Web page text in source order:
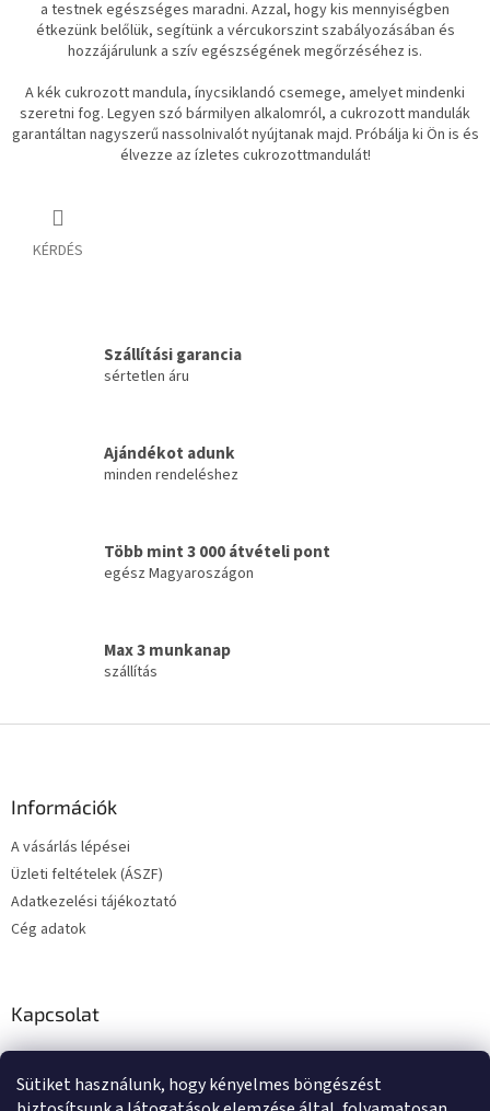
Sütiket használunk, hogy kényelmes böngészést
a testnek egészséges maradni. Azzal, hogy kis mennyiségben
étkezünk belőlük, segítünk a vércukorszint szabályozásában és
hozzájárulunk a szív egészségének megőrzéséhez is.
A kék cukrozott mandula, ínycsiklandó csemege, amelyet mindenki
szeretni fog. Legyen szó bármilyen alkalomról, a cukrozott mandulák
garantáltan nagyszerű nassolnivalót nyújtanak majd. Próbálja ki Ön is és
élvezze az ízletes cukrozottmandulát!
KÉRDÉS
Szállítási garancia
sértetlen áru
Ajándékot adunk
minden rendeléshez
Több mint 3 000 átvételi pont
egész Magyaroszágon
Max 3 munkanap
szállítás
Információk
A vásárlás lépései
Üzleti feltételek (ÁSZF)
Adatkezelési tájékoztató
Cég adatok
Kapcsolat